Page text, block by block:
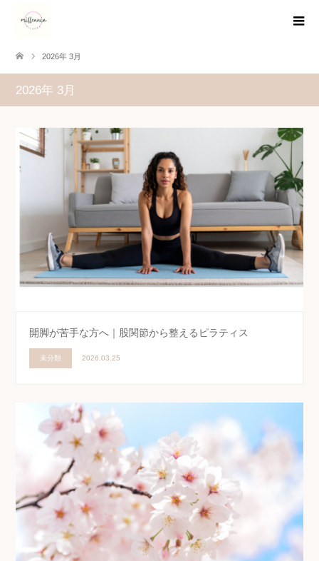
2026年 3月
2026年 3月
開脚が苦手な方へ｜股関節から整えるピラティス
未分類 2026.03.25